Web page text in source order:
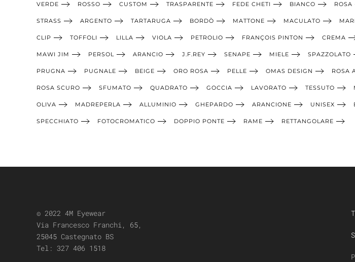
VERDE ROSSO CUSTOM TRASPARENTE FEDE CHETI BIANCO ROSA
STRASS ARGENTO TARTARUGA BORDÒ MATTONE MACULATO
CLIP TOFFOLI LILLA VIOLA PETROLIO FRANÇOIS PINTON CREMA
MAWI JIM PERSOL ARANCIO J.F.REY SENAPE MIELE SPAZZOLATO
PRUGNA PUGNALE BEIGE ORO ROSA PELLE OMAS DESIGN ROSA
ROSA SCURO SFUMATO QUADRATO GOCCIA LAVORATO TESSUTO
OLIVA MADREPERLA ALLUMINIO GHEPARDO ARANCIONE UNISEX
SPECCHIATO FOTOCROMATICO DOPPIO PONTE RAME RETTANGOLARE
© 2022 4M Eyewear
Via Francesco Franchi, 65,
25045 Castegnato BS
Tel: 327 406 1518